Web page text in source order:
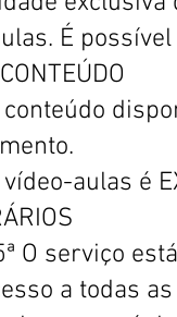
É
conteúdo
aulas é
O serviço
a todas